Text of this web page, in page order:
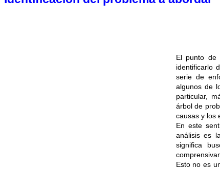
El punto de
identificarlo
serie de
algunos de
particular,
árbol de
causas y los
En este
análisis es
significa
Esto no es